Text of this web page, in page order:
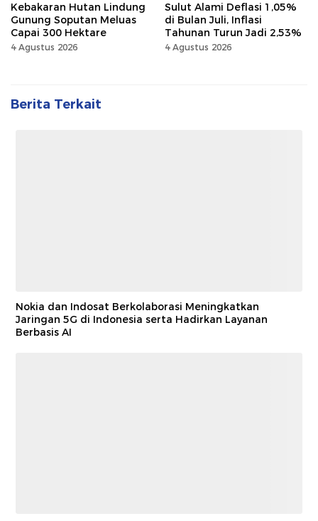
Kebakaran Hutan Lindung
Gunung Soputan Meluas
Capai 300 Hektare
4 Agustus 2026
Sulut Alami Deflasi 1,05%
di Bulan Juli, Inflasi
Tahunan Turun Jadi 2,53%
4 Agustus 2026
Berita Terkait
Nokia dan Indosat Berkolaborasi Meningkatkan
Jaringan 5G di Indonesia serta Hadirkan Layanan
Berbasis AI